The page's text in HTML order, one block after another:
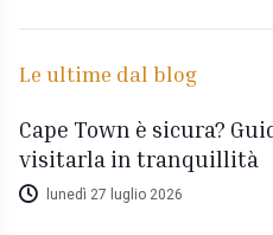
Le ultime dal blog
Cape Town è sicura?
visitarla in tranquillità
lunedì 27 luglio 2026